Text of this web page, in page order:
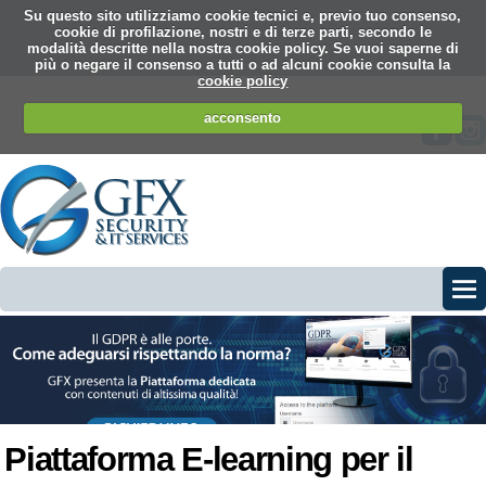
Su questo sito utilizziamo cookie tecnici e, previo tuo consenso,
cookie di profilazione, nostri e di terze parti, secondo le
modalità descritte nella nostra cookie policy. Se vuoi saperne di
più o negare il consenso a tutti o ad alcuni cookie consulta la
cookie policy
acconsento
Piattaforma E-learning per il